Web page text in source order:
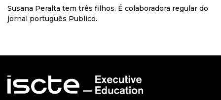
Susana Peralta tem três filhos. É colaboradora regular do
jornal português Publico.